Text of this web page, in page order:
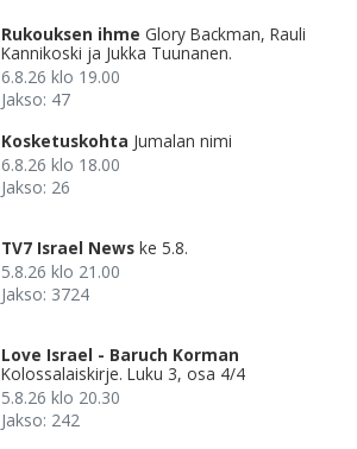
Rukouksen ihme Glory Backman, Rauli
Kannikoski ja Jukka Tuunanen.
6.8.26 klo 19.00
Jakso: 47
Kosketuskohta Jumalan nimi
6.8.26 klo 18.00
Jakso: 26
TV7 Israel News ke 5.8.
5.8.26 klo 21.00
Jakso: 3724
Love Israel - Baruch Korman
Kolossalaiskirje. Luku 3, osa 4/4
5.8.26 klo 20.30
Jakso: 242